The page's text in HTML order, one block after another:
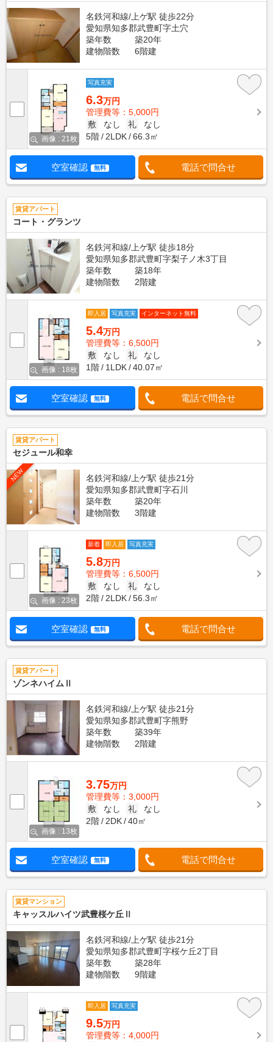
名鉄河和線/上ゲ駅 徒歩22分
愛知県知多郡武豊町字土穴
築年数
築20年
建物階数
6階建
画像 : 21枚
写真充実
6.3万円
管理費等：5,000円
敷
なし 礼
なし
5階
2LDK 66.3㎡
空室確認 無料 電話で問合せ
賃貸アパート
コート・グランツ
名鉄河和線/上ゲ駅 徒歩18分
愛知県知多郡武豊町字梨子ノ木3丁目
築年数
築18年
建物階数
2階建
画像 : 18枚
即入居 写真充実 インターネット無料
5.4万円
管理費等：6,500円
敷
なし 礼
なし
1階
1LDK 40.07㎡
空室確認 無料 電話で問合せ
賃貸アパート
セジュール和幸
NEW
名鉄河和線/上ゲ駅 徒歩21分
愛知県知多郡武豊町字石川
築年数
築20年
建物階数
3階建
画像 : 23枚
新着 即入居 写真充実
5.8万円
管理費等：6,500円
敷
なし 礼
なし
2階
2LDK 56.3㎡
空室確認 無料 電話で問合せ
賃貸アパート
ゾンネハイムⅡ
名鉄河和線/上ゲ駅 徒歩21分
愛知県知多郡武豊町字熊野
築年数
築39年
建物階数
2階建
画像 : 13枚
3.75万円
管理費等：3,000円
敷
なし 礼
なし
2階
2DK 40㎡
空室確認 無料 電話で問合せ
賃貸マンション
キャッスルハイツ武豊桜ケ丘Ⅱ
名鉄河和線/上ゲ駅 徒歩21分
愛知県知多郡武豊町字桜ケ丘2丁目
築年数
築28年
建物階数
9階建
即入居 写真充実
9.5万円
管理費等：4,000円